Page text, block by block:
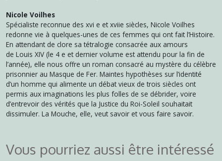
Nicole Voilhes
Spécialiste reconnue des xvi e et xviie siècles, Nicole Voilhes
redonne vie à quelques-unes de ces femmes qui ont fait l’Histoire.
En attendant de clore sa tétralogie consacrée aux amours
de Louis XIV (le 4 e et dernier volume est attendu pour la fin de
l’année), elle nous offre un roman consacré au mystère du célèbre
prisonnier au Masque de Fer. Maintes hypothèses sur l’identité
d’un homme qui alimente un débat vieux de trois siècles ont
permis aux imaginations les plus folles de se débrider, voire
d’entrevoir des vérités que la Justice du Roi-Soleil souhaitait
dissimuler. La Mouche, elle, veut savoir et vous faire savoir.
Vous pourriez aussi être intéressé